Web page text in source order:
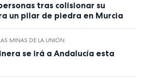
tras colisionar su
un pilar de piedra en Murcia
MINAS DE LA UNIÓN
se irá a Andalucía esta